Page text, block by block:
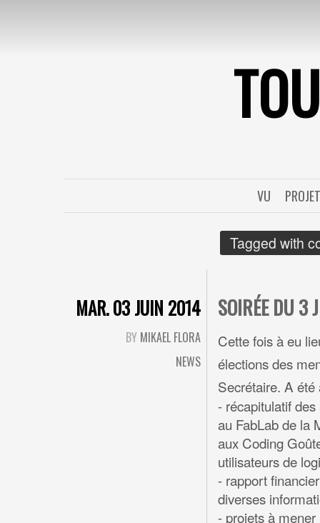
VU
Tagged with
MAR. 03 JUIN 2014
BY MIKAEL FLORA
NEWS
SOIRÉE DU
Cette fois à eu
élections des
Secrétaire. A
- récapitulatif
au FabLab de la
aux Coding
utilisateurs de
- rapport
diverses
- projets à